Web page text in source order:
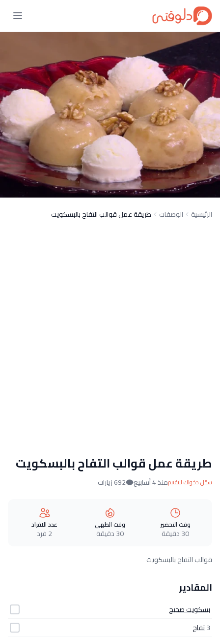
الرئيسية الوصفات طريقة عمل قوالب التفاح بالبسكويت
طريقة عمل قوالب التفاح بالبسكويت
سجّل دخولك للتقييممنذ 4 أسابيع 692 زيارات
وقت التحضير
30 دقيقة
وقت الطهي
30 دقيقة
عدد الافراد
2 فرد
قوالب التفاح بالبسكويت
المقادير
بسكويت صحيح
3تفاح